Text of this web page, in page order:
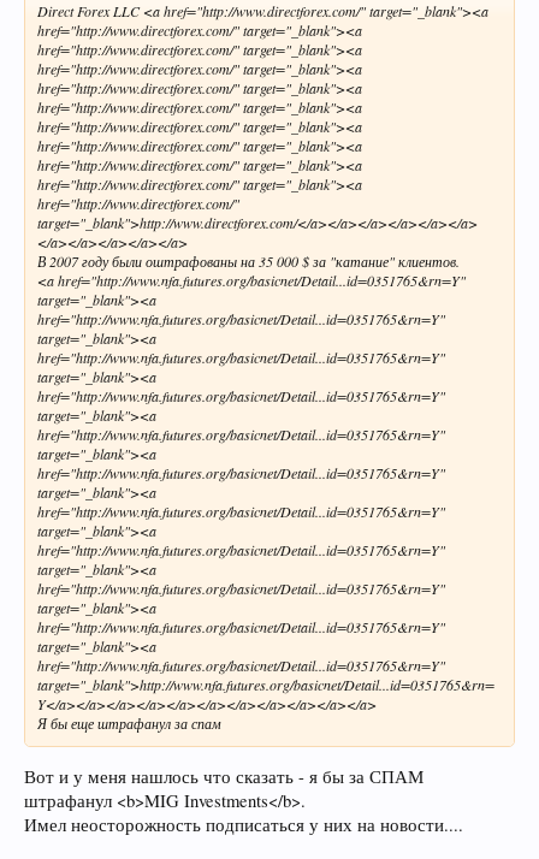
Direct Forex LLC <a href="http://www.directforex.com/" target="_blank"><a
href="http://www.directforex.com/" target="_blank"><a
href="http://www.directforex.com/" target="_blank"><a
href="http://www.directforex.com/" target="_blank"><a
href="http://www.directforex.com/" target="_blank"><a
href="http://www.directforex.com/" target="_blank"><a
href="http://www.directforex.com/" target="_blank"><a
href="http://www.directforex.com/" target="_blank"><a
href="http://www.directforex.com/" target="_blank"><a
href="http://www.directforex.com/" target="_blank"><a
href="http://www.directforex.com/"
target="_blank">http://www.directforex.com/</a></a></a></a></a></a>
</a></a></a></a></a>
В 2007 году были оштрафованы на 35 000 $ за "катание" клиентов.
<a href="http://www.nfa.futures.org/basicnet/Detail...id=0351765&rn=Y"
target="_blank"><a
href="http://www.nfa.futures.org/basicnet/Detail...id=0351765&rn=Y"
target="_blank"><a
href="http://www.nfa.futures.org/basicnet/Detail...id=0351765&rn=Y"
target="_blank"><a
href="http://www.nfa.futures.org/basicnet/Detail...id=0351765&rn=Y"
target="_blank"><a
href="http://www.nfa.futures.org/basicnet/Detail...id=0351765&rn=Y"
target="_blank"><a
href="http://www.nfa.futures.org/basicnet/Detail...id=0351765&rn=Y"
target="_blank"><a
href="http://www.nfa.futures.org/basicnet/Detail...id=0351765&rn=Y"
target="_blank"><a
href="http://www.nfa.futures.org/basicnet/Detail...id=0351765&rn=Y"
target="_blank"><a
href="http://www.nfa.futures.org/basicnet/Detail...id=0351765&rn=Y"
target="_blank"><a
href="http://www.nfa.futures.org/basicnet/Detail...id=0351765&rn=Y"
target="_blank"><a
href="http://www.nfa.futures.org/basicnet/Detail...id=0351765&rn=Y"
target="_blank">http://www.nfa.futures.org/basicnet/Detail...id=0351765&rn=
Y</a></a></a></a></a></a></a></a></a></a></a>
Я бы еще штрафанул за спам
Вот и у меня нашлось что сказать - я бы за СПАМ
штрафанул <b>MIG Investments</b>.
Имел неосторожность подписаться у них на новости....